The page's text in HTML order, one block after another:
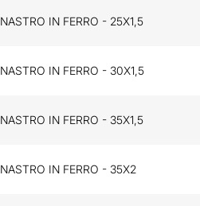
NASTRO IN FERRO - 25X1,5
NASTRO IN FERRO - 30X1,5
NASTRO IN FERRO - 35X1,5
NASTRO IN FERRO - 35X2